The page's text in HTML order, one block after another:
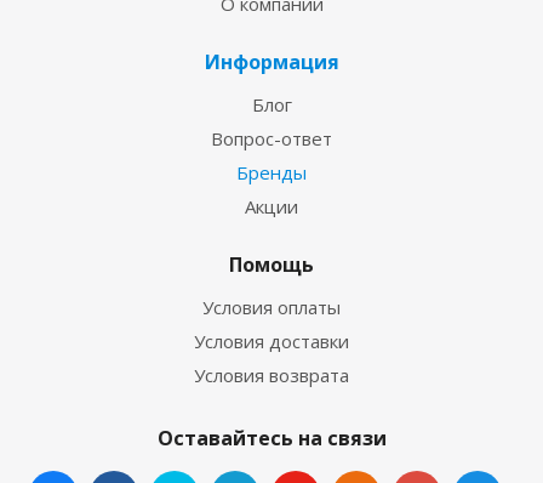
Информация
Блог
Вопрос-ответ
Бренды
Акции
Помощь
Условия оплаты
Условия доставки
Условия возврата
Оставайтесь на связи